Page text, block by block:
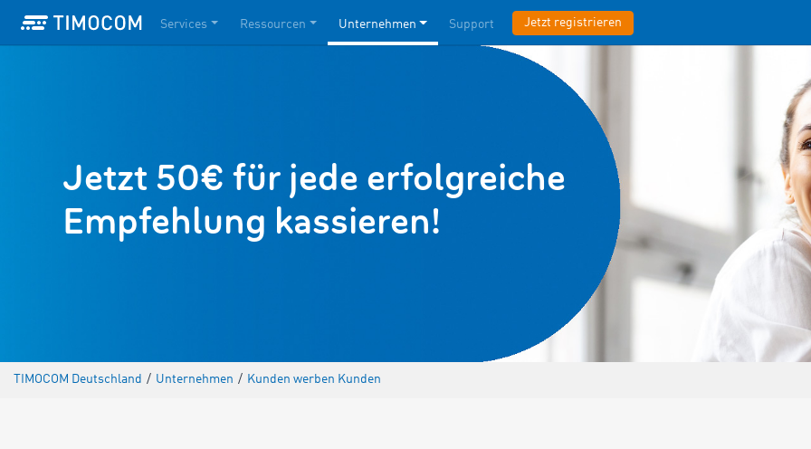
Services Ressourcen Unternehmen Support Jetzt registrieren
Jetzt 50€ für jede erfolg­reiche
Empfehlung kassieren!
TIMOCOM Deutschland / Unternehmen / Kunden werben Kunden